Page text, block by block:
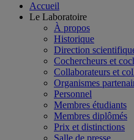
Accueil
Le Laboratoire
À propos
Historique
Direction
Cochercheurs et
Collaborateurs et
Organismes
Personnel
Membres étudiants
Membres diplômés
Prix et distinctions
Salle de presse